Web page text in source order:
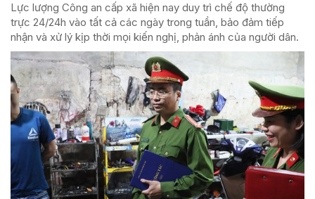
Lực lượng Công an cấp xã hiện nay duy trì chế độ thường
trực 24/24h vào tất cả các ngày trong tuần, bảo đảm tiếp
nhận và xử lý kịp thời mọi kiến nghị, phản ánh của người dân.